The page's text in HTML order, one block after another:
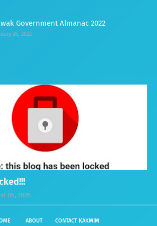
Government Almanac 2022
26, 2022
05, 2026
ABOUT CONTACT KAKMIM